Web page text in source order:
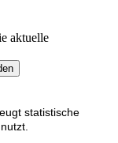
aktuelle
statistische